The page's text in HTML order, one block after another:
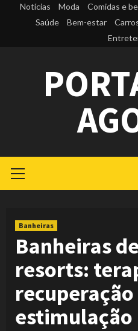
Notícias Moda Comidas e
Saúde
Bem-estar
Menu
Banheiras
Banheiras
resorts:
recuperação
estimulação